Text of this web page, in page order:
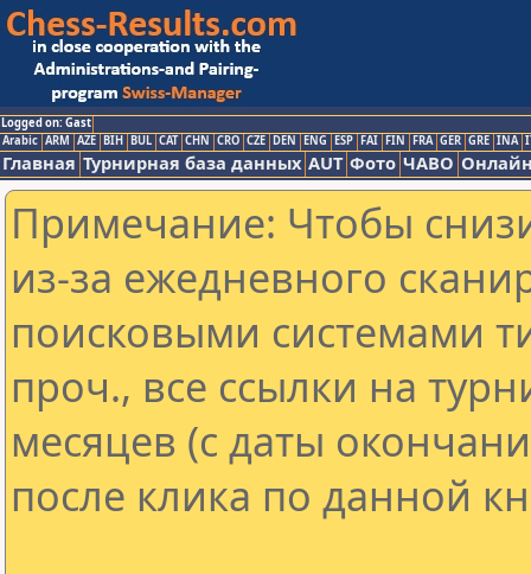
Logged on: Gast
Arabic ARM AZE BIH BUL CAT CHN CRO CZE DEN ENG ESP FAI FIN FRA GER GRE INA
Главная Турнирная база данных AUT Фото ЧАВО
Примечание: Чтобы
из-за ежедневного
поисковыми системами
проч., все ссылки на
месяцев (с даты
после клика по данной